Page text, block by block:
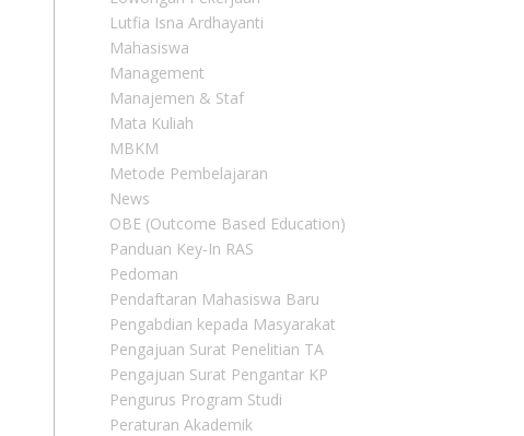
Lutfia Isna Ardhayanti
Mahasiswa
Management
Manajemen & Staf
Mata Kuliah
MBKM
Metode Pembelajaran
News
OBE (Outcome Based Education)
Panduan Key-In RAS
Pedoman
Pendaftaran Mahasiswa Baru
Pengabdian kepada Masyarakat
Pengajuan Surat Penelitian TA
Pengajuan Surat Pengantar KP
Pengurus Program Studi
Peraturan Akademik